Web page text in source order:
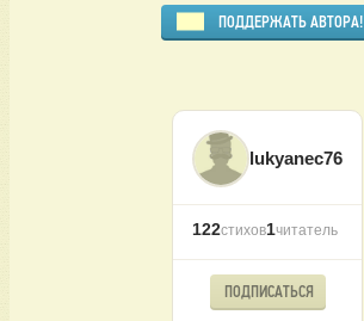
ПОДДЕРЖАТЬ АВТОРА!
lukyanec76
122стихов1читатель
ПОДПИСАТЬСЯ